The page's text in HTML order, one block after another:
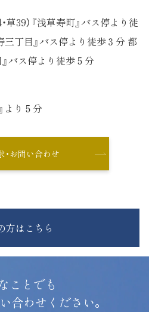
草39）『浅草寿町』バス停より徒
三丁目』バス停より徒歩３分 都
』バス停より徒歩５分
より５分
・お問い合わせ
方はこちら
ことでも
合わせください。